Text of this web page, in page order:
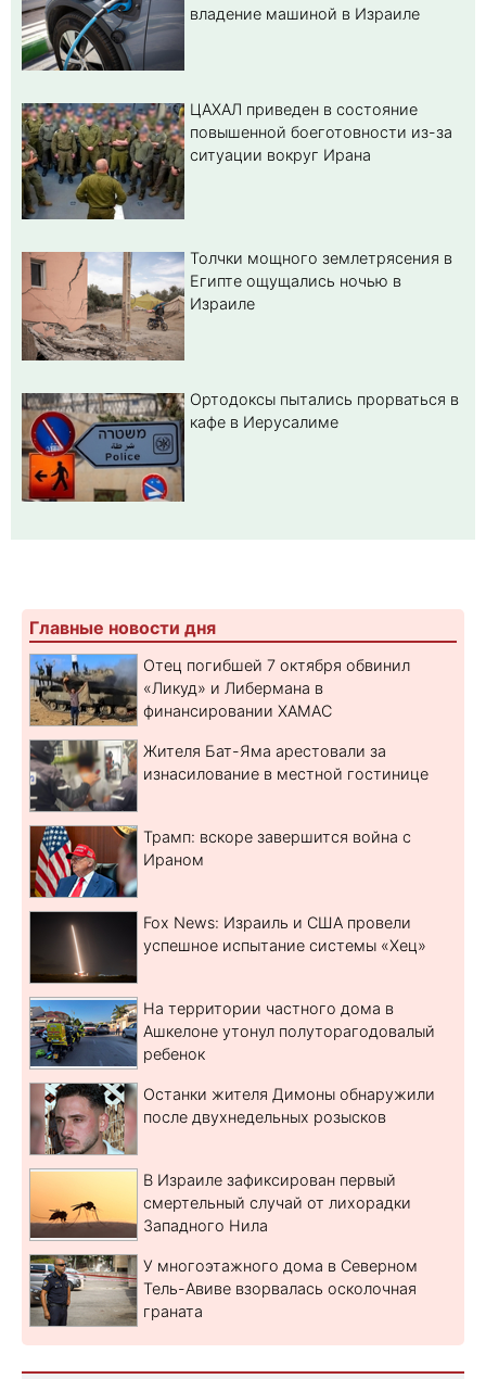
владение машиной в Израиле
ЦАХАЛ приведен в состояние
повышенной боеготовности из-за
ситуации вокруг Ирана
Толчки мощного землетрясения в
Египте ощущались ночью в
Израиле
Ортодоксы пытались прорваться в
кафе в Иерусалиме
Главные новости дня
Отец погибшей 7 октября обвинил
«Ликуд» и Либермана в
финансировании ХАМАС
Жителя Бат-Яма арестовали за
изнасилование в местной гостинице
Трамп: вскоре завершится война с
Ираном
Fox News: Израиль и США провели
успешное испытание системы «Хец»
На территории частного дома в
Ашкелоне утонул полуторагодовалый
ребенок
Останки жителя Димоны обнаружили
после двухнедельных розысков
В Израиле зафиксирован первый
смертельный случай от лихорадки
Западного Нила
У многоэтажного дома в Северном
Тель-Авиве взорвалась осколочная
граната